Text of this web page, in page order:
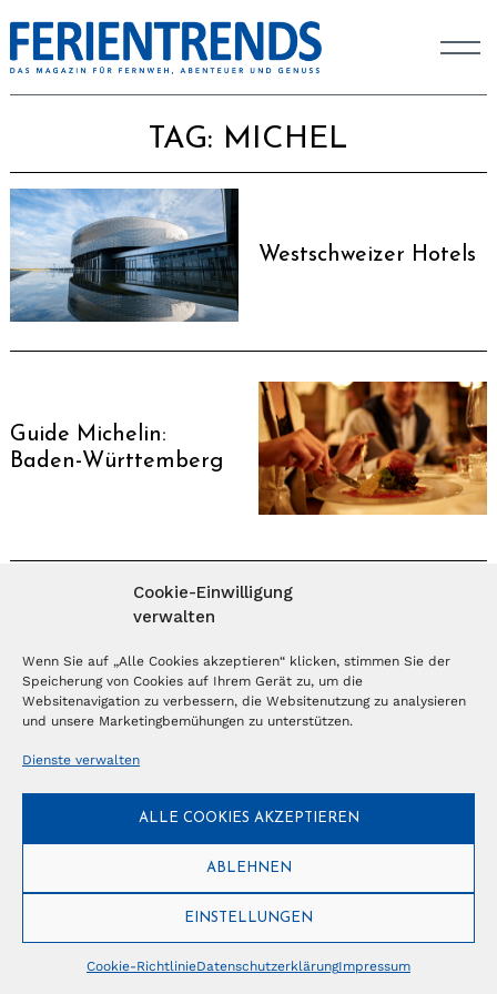
Cookie-Einwilligung
verwalten
Wenn Sie auf „Alle Cookies akzeptieren“ klicken, stimmen Sie der
Speicherung von Cookies auf Ihrem Gerät zu, um die
Websitenavigation zu verbessern, die Websitenutzung zu analysieren
und unsere Marketingbemühungen zu unterstützen.
Dienste verwalten
ALLE COOKIES AKZEPTIEREN
ABLEHNEN
EINSTELLUNGEN
Cookie-RichtlinieDatenschutzerklärungImpressum
TAG: MICHEL
Westschweizer Hotels
Guide Michelin:
Baden-Württemberg
MAGAZIN ABONNIEREN
Abonnieren
Anmelden
© Copyright 2026 – Ferientrends // info@tlvg.ch
Tourismus Lifestyle Verlag GmbH // Frohbergweg 1 - CH-3012 Bern //
Datenschutzerklärung //Impressum